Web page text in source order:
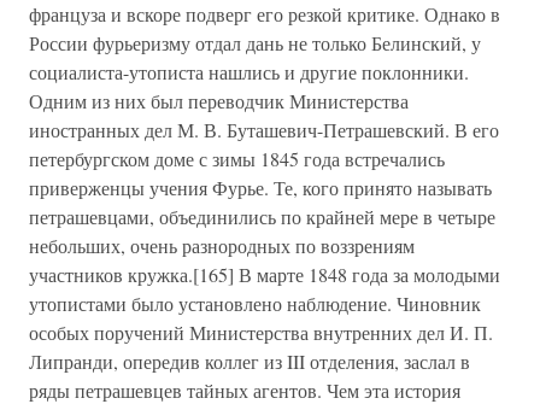
француза и вскоре подверг его резкой критике. Однако в
России фурьеризму отдал дань не только Белинский, у
социалиста-утописта нашлись и другие поклонники.
Одним из них был переводчик Министерства
иностранных дел М. В. Буташевич-Петрашевский. В его
петербургском доме с зимы 1845 года встречались
приверженцы учения Фурье. Те, кого принято называть
петрашевцами, объединились по крайней мере в четыре
небольших, очень разнородных по воззрениям
участников кружка.[165] В марте 1848 года за молодыми
утопистами было установлено наблюдение. Чиновник
особых поручений Министерства внутренних дел И. П.
Липранди, опередив коллег из III отделения, заслал в
ряды петрашевцев тайных агентов. Чем эта история